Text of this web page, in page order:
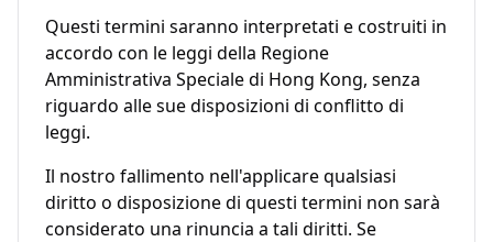
Questi termini saranno interpretati e costruiti in
accordo con le leggi della Regione
Amministrativa Speciale di Hong Kong, senza
riguardo alle sue disposizioni di conflitto di
leggi.
Il nostro fallimento nell'applicare qualsiasi
diritto o disposizione di questi termini non sarà
considerato una rinuncia a tali diritti. Se